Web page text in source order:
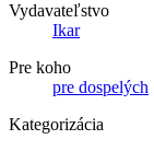
Vydavateľstvo
Ikar
Pre koho
pre dospelých
Kategorizácia